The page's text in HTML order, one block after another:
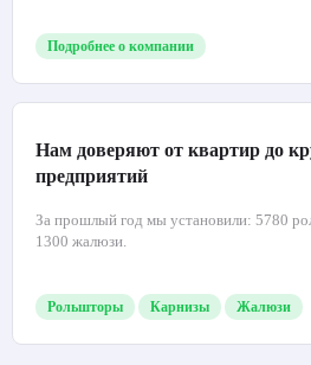
Подробнее о компании
Нам доверяют от квартир до
предприятий
За прошлый год мы установили: 5780
1300 жалюзи.
Рольшторы Карнизы Жалюзи